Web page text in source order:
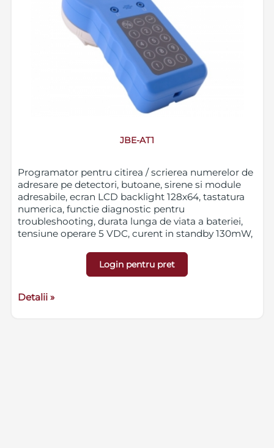
JBE-AT1
Programator pentru citirea / scrierea numerelor de
adresare pe detectori, butoane, sirene si module
adresabile, ecran LCD backlight 128x64, tastatura
numerica, functie diagnostic pentru
troubleshooting, durata lunga de viata a bateriei,
tensiune operare 5 VDC, curent in standby 130mW,
195 x 36.5 mm.Produs dedicat exclusiv
Login pentru pret
Detalii »